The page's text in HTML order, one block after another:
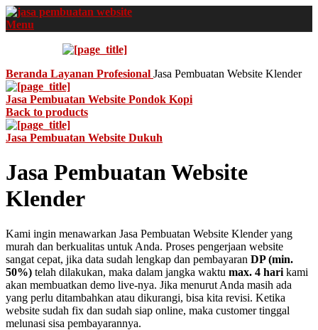
Menu
Beranda Layanan Profesional Jasa Pembuatan Website Klender
Jasa Pembuatan Website Pondok Kopi
Back to products
Jasa Pembuatan Website Dukuh
Jasa Pembuatan Website
Klender
Kami ingin menawarkan Jasa Pembuatan Website Klender yang
murah dan berkualitas untuk Anda. Proses pengerjaan website
sangat cepat, jika data sudah lengkap dan pembayaran DP (min.
50%) telah dilakukan, maka dalam jangka waktu max. 4 hari kami
akan membuatkan demo live-nya. Jika menurut Anda masih ada
yang perlu ditambahkan atau dikurangi, bisa kita revisi. Ketika
website sudah fix dan sudah siap online, maka customer tinggal
melunasi sisa pembayarannya.